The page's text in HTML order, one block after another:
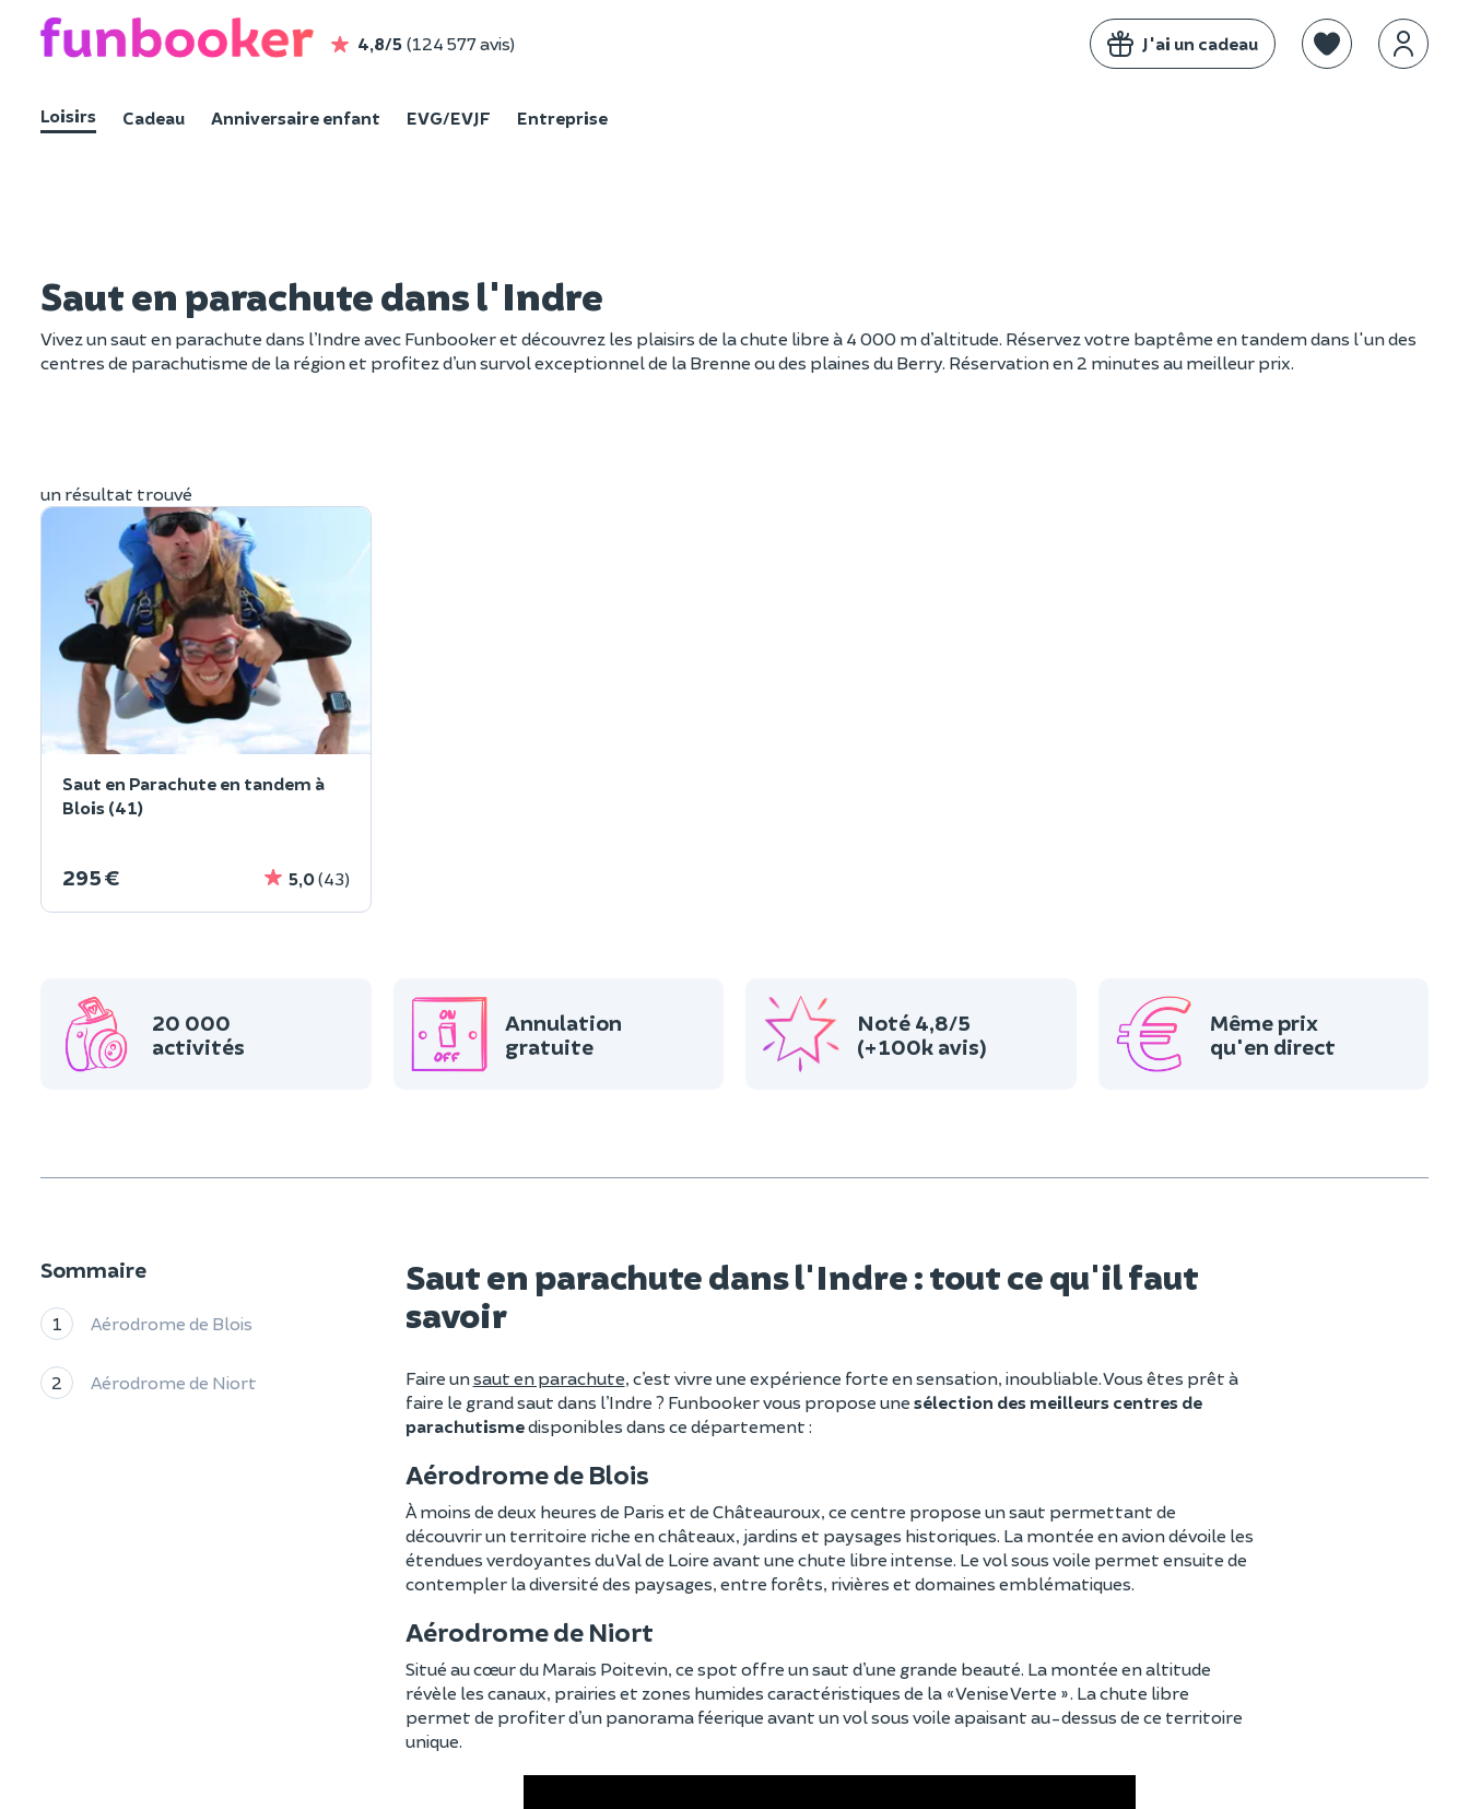
4,8/5 (124 577 avis) J'ai un cadeau
Loisirs Cadeau Anniversaire enfant EVG/EVJF Entreprise
Saut en parachute dans l'Indre
Vivez un saut en parachute dans l’Indre avec Funbooker et découvrez les plaisirs de la chute libre à 4 000 m d’altitude. Réservez votre baptême en tandem dans l'un des
centres de parachutisme de la région et profitez d’un survol exceptionnel de la Brenne ou des plaines du Berry. Réservation en 2 minutes au meilleur prix.
un résultat trouvé
Saut en Parachute en tandem à
Blois (41)
295 € 5,0(43)
20 000
activités
Annulation
gratuite
Noté 4,8/5
(+100k avis)
Même prix
qu'en direct
Sommaire
1 Aérodrome de Blois
2 Aérodrome de Niort
Saut en parachute dans l'Indre : tout ce qu'il faut
savoir
Faire unsaut en parachute , c’est vivre une expérience forte en sensation, inoubliable. Vous êtes prêt à
faire le grand saut dans l’Indre ? Funbooker vous propose une sélection des meilleurs centres de
parachutismedisponibles dans ce département :
Aérodrome de Blois
À moins de deux heures de Paris et de Châteauroux, ce centre propose un saut permettant de
découvrir un territoire riche en châteaux, jardins et paysages historiques. La montée en avion dévoile les
étendues verdoyantes du Val de Loire avant une chute libre intense. Le vol sous voile permet ensuite de
contempler la diversité des paysages, entre forêts, rivières et domaines emblématiques.
Aérodrome de Niort
Situé au cœur du Marais Poitevin, ce spot offre un saut d’une grande beauté. La montée en altitude
révèle les canaux, prairies et zones humides caractéristiques de la « Venise Verte ». La chute libre
permet de profiter d’un panorama féerique avant un vol sous voile apaisant au-dessus de ce territoire
unique.